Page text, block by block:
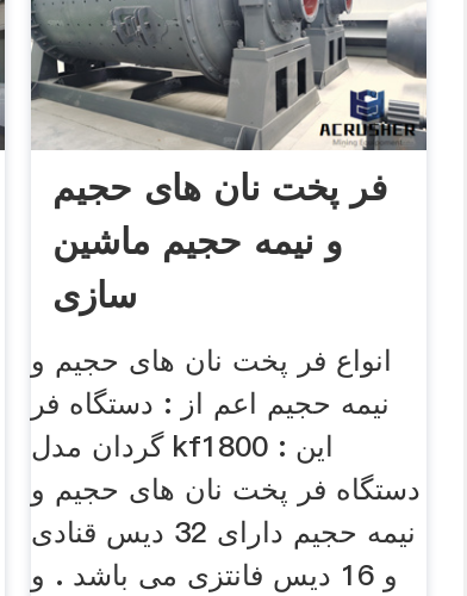
فر پخت نان های حجیم
و نیمه حجیم ماشین
سازی
انواع فر پخت نان های حجیم و
نیمه حجیم اعم از : دستگاه فر
گردان مدل kf1800 : این
دستگاه فر پخت نان های حجیم و
نیمه حجیم دارای 32 دیس قنادی
و 16 دیس فانتزی می باشد . و